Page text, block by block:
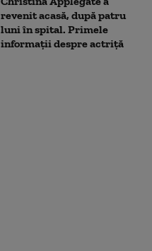
revenit acasă, după patru
luni în spital. Primele
informații despre actriță